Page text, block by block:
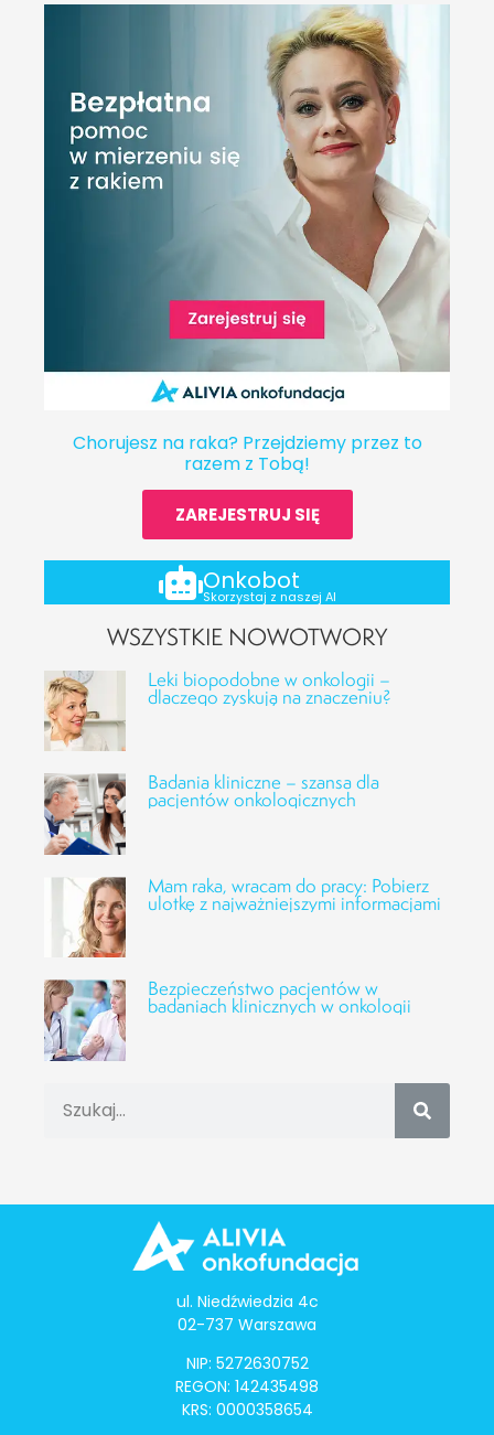
Chorujesz na raka? Przejdziemy przez to
razem z Tobą!
ZAREJESTRUJ SIĘ
Onkobot
Skorzystaj z naszej AI
WSZYSTKIE NOWOTWORY
Leki biopodobne w onkologii –
dlaczego zyskują na znaczeniu?
Badania kliniczne – szansa dla
pacjentów onkologicznych
Mam raka, wracam do pracy: Pobierz
ulotkę z najważniejszymi informacjami
Bezpieczeństwo pacjentów w
badaniach klinicznych w onkologii
ul. Niedźwiedzia 4c
02-737 Warszawa
NIP: 5272630752
REGON: 142435498
KRS: 0000358654